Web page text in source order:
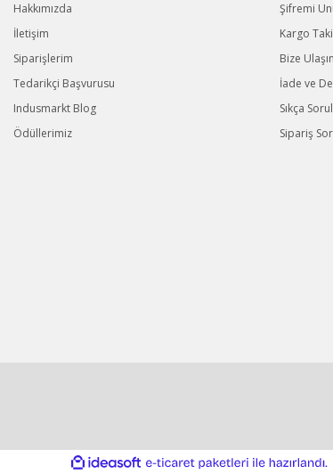
Hakkımızda
İletişim
Siparişlerim
Tedarikçi Başvurusu
Indusmarkt Blog
Ödüllerimiz
Şifremi
Kargo
Bize Ulaşın
İade ve
Sıkça
Sipariş
ideasoft
e-